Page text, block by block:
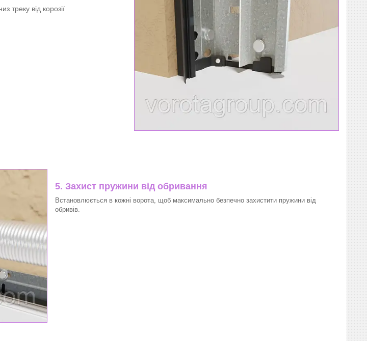
треку від корозії
5. Захист пружини від обривання
Встановлюється в кожні ворота, щоб максимально безпечно захистити пружини від
обривів.